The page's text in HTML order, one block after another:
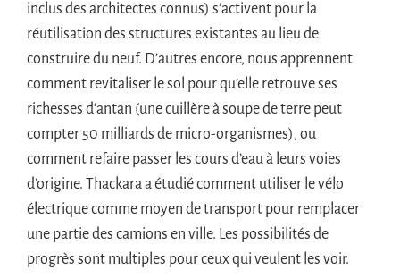
inclus des architectes connus) s’activent pour la
réutilisation des structures existantes au lieu de
construire du neuf. D’autres encore, nous apprennent
comment revitaliser le sol pour qu’elle retrouve ses
richesses d’antan (une cuillère à soupe de terre peut
compter 50 milliards de micro-organismes), ou
comment refaire passer les cours d’eau à leurs voies
d’origine. Thackara a étudié comment utiliser le vélo
électrique comme moyen de transport pour remplacer
une partie des camions en ville. Les possibilités de
progrès sont multiples pour ceux qui veulent les voir.